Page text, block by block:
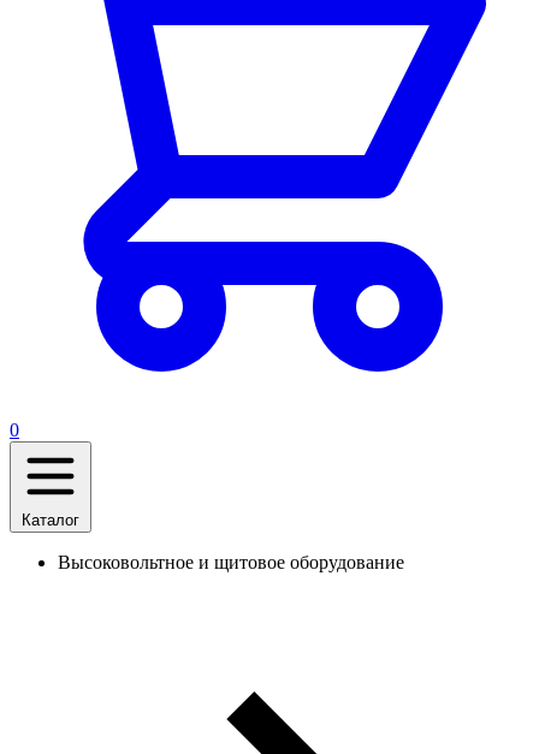
0
Каталог
Высоковольтное и щитовое оборудование